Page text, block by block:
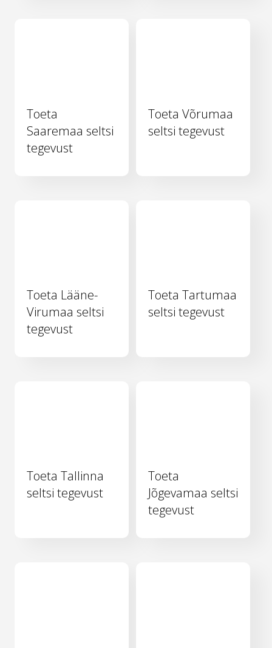
Toeta
Saaremaa seltsi
tegevust
Toeta Võrumaa
seltsi tegevust
Toeta Lääne-
Virumaa seltsi
tegevust
Toeta Tartumaa
seltsi tegevust
Toeta Tallinna
seltsi tegevust
Toeta
Jõgevamaa seltsi
tegevust